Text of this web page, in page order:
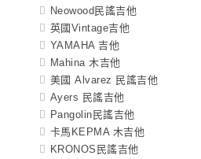
Neowood民謠吉他
英國Vintage吉他
YAMAHA 吉他
Mahina 木吉他
美國 Alvarez 民謠吉他
Ayers 民謠吉他
Pangolin民謠吉他
卡馬KEPMA 木吉他
KRONOS民謠吉他